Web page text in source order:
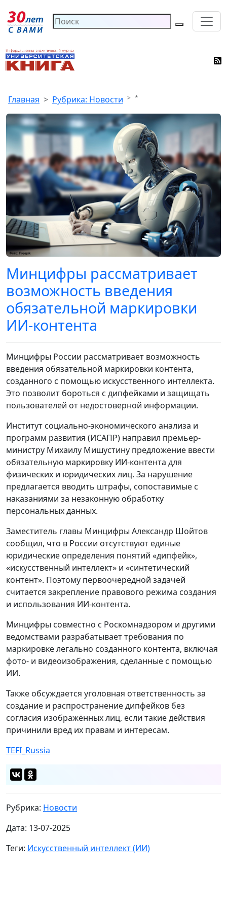
Главная Рубрика: Новости *
Минцифры рассматривает
возможность введения
обязательной маркировки
ИИ-контента
Минцифры России рассматривает возможность
введения обязательной маркировки контента,
созданного с помощью искусственного интеллекта.
Это позволит бороться с дипфейками и защищать
пользователей от недостоверной информации.
Институт социально-экономического анализа и
программ развития (ИСАПР) направил премьер-
министру Михаилу Мишустину предложение ввести
обязательную маркировку ИИ-контента для
физических и юридических лиц. За нарушение
предлагается вводить штрафы, сопоставимые с
наказаниями за незаконную обработку
персональных данных.
Заместитель главы Минцифры Александр Шойтов
сообщил, что в России отсутствуют единые
юридические определения понятий «дипфейк»,
«искусственный интеллект» и «синтетический
контент». Поэтому первоочередной задачей
считается закрепление правового режима создания
и использования ИИ‑контента.
Минцифры совместно с Роскомнадзором и другими
ведомствами разрабатывает требования по
маркировке легально созданного контента, включая
фото‑ и видеоизображения, сделанные с помощью
ИИ.
Также обсуждается уголовная ответственность за
создание и распространение дипфейков без
согласия изображённых лиц, если такие действия
причинили вред их правам и интересам.
TEFI_Russia
Рубрика: Новости
Дата: 13-07-2025
Теги: Искусственный интеллект (ИИ)